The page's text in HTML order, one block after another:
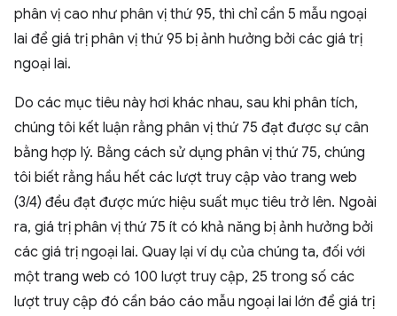
phân vị cao như phân vị thứ 95, thì chỉ cần 5 mẫu ngoại
lai để giá trị phân vị thứ 95 bị ảnh hưởng bởi các giá trị
ngoại lai.
Do các mục tiêu này hơi khác nhau, sau khi phân tích,
chúng tôi kết luận rằng phân vị thứ 75 đạt được sự cân
bằng hợp lý. Bằng cách sử dụng phân vị thứ 75, chúng
tôi biết rằng hầu hết các lượt truy cập vào trang web
(3/4) đều đạt được mức hiệu suất mục tiêu trở lên. Ngoài
ra, giá trị phân vị thứ 75 ít có khả năng bị ảnh hưởng bởi
các giá trị ngoại lai. Quay lại ví dụ của chúng ta, đối với
một trang web có 100 lượt truy cập, 25 trong số các
lượt truy cập đó cần báo cáo mẫu ngoại lai lớn để giá trị